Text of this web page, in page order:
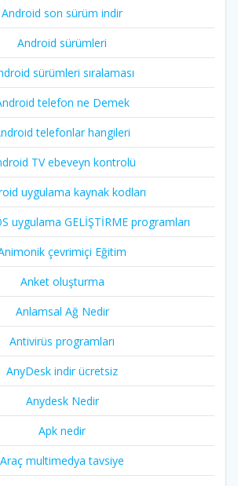
Android son sürüm indir
Android sürümleri
sürümleri sıralaması
telefon ne Demek
telefonlar hangileri
TV ebeveyn kontrolü
uygulama kaynak kodları
uygulama GELİŞTİRME programları
çevrimiçi Eğitim
Anket oluşturma
Anlamsal Ağ Nedir
Antivirüs programları
AnyDesk indir ücretsiz
Anydesk Nedir
Apk nedir
Araç multimedya tavsiye